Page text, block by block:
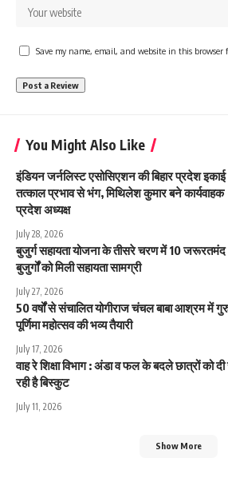
Save my name, email, and website in this browser
You Might Also Like
इंडियन जर्नलिस्ट एसोसिएशन की बिहार प्रदेश इकाई
तत्काल प्रभाव से भंग, मिथिलेश कुमार बने कार्यवाहक
प्रदेश अध्यक्ष
July 28, 2026
बुजुर्ग सहायता योजना के तीसरे चरण में 10 जरूरतमंद
बुजुर्गों को मिली सहायता सामग्री
July 27, 2026
50 वर्षों से संचालित योगीराज चंचल बाबा आश्रम में
पूर्णिमा महोत्सव की भव्य तैयारी
July 17, 2026
वाह रे शिक्षा विभाग : अंडा व फल के बदले छात्रों को दी
रही है बिस्कुट
July 11, 2026
Show More